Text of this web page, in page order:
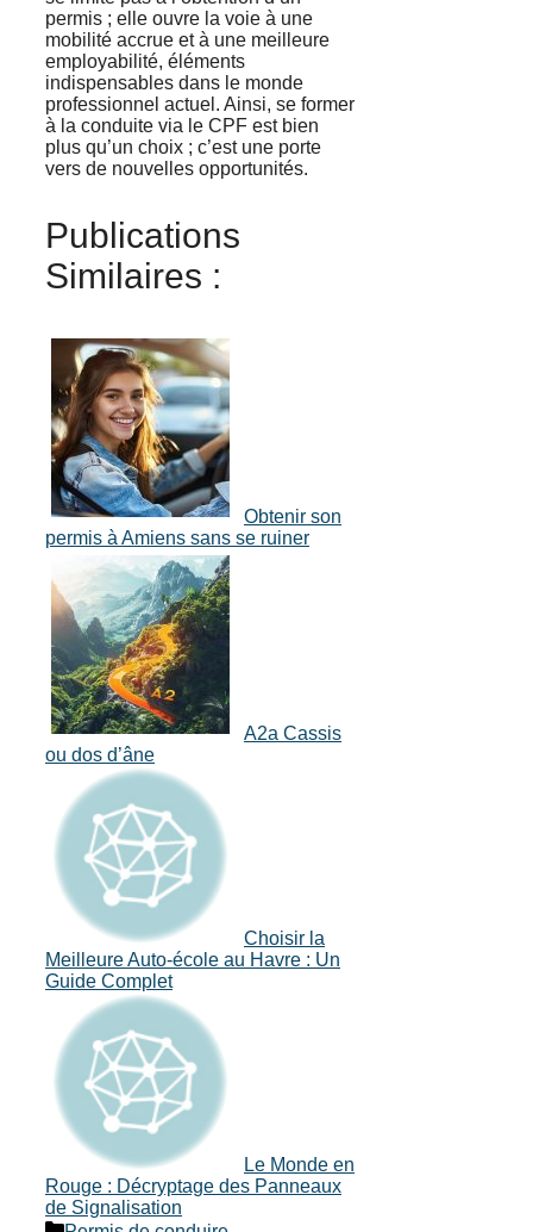
permis ; elle ouvre la voie à une
mobilité accrue et à une meilleure
employabilité, éléments
indispensables dans le monde
professionnel actuel. Ainsi, se former
à la conduite via le CPF est bien
plus qu’un choix ; c’est une porte
vers de nouvelles opportunités.
Publications
Similaires :
Obtenir son
permis à Amiens sans se ruiner
A2a Cassis
ou dos d’âne
Choisir la
Meilleure Auto-école au Havre : Un
Guide Complet
Le Monde en
Rouge : Décryptage des Panneaux
de Signalisation
Catégories